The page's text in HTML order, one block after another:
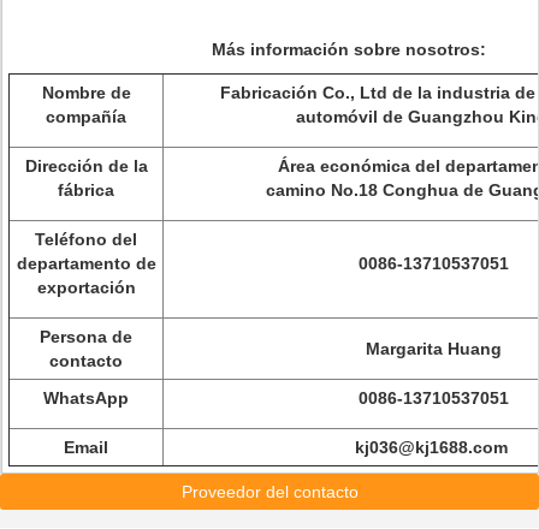
Más información sobre nosotros:
Nombre de
compañía
Fabricación Co., Ltd de la industria de
automóvil de Guangzhou
Dirección de la
fábrica
Área económica del
camino No.18 Conghua de
Teléfono del
departamento de
exportación
0086-13710537051
Persona de
contacto
Margarita Huang
WhatsApp 0086-13710537051
Email kj036@kj1688.com
Proveedor del contacto